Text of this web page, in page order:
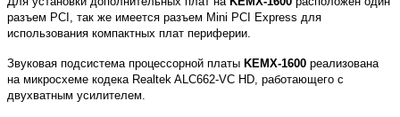
разъем PCI, так же имеется разъем Mini PCI Express для
использования компактных плат периферии.
Звуковая подсистема процессорной платы KEMX-1600 реализована
на микросхеме кодека Realtek ALC662-VC HD, работающего с
двухватным усилителем.